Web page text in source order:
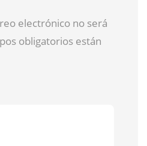
electrónico no será
obligatorios están